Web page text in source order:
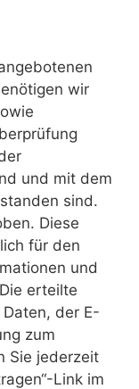
wir
und mit dem
sind.
Diese
für den
und
erteilte
der E-
zum
Sie jederzeit
Link im